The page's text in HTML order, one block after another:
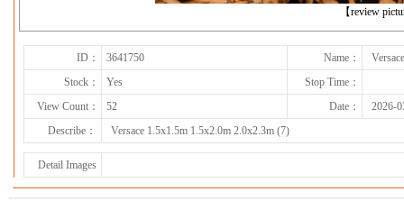
【review
ID： 3641750 Name：
Stock：
Yes
Stop Time：
View Count：
52 Date：
2026-
Describe：
Versace 1.5x1.5m 1.5x2.0m 2.0x2.3m (7)
Detail Images